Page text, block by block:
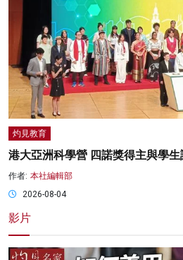
灼見教育
港大亞洲科學營 四諾獎得主與學
作者: 本社編輯部
2026-08-04
影片